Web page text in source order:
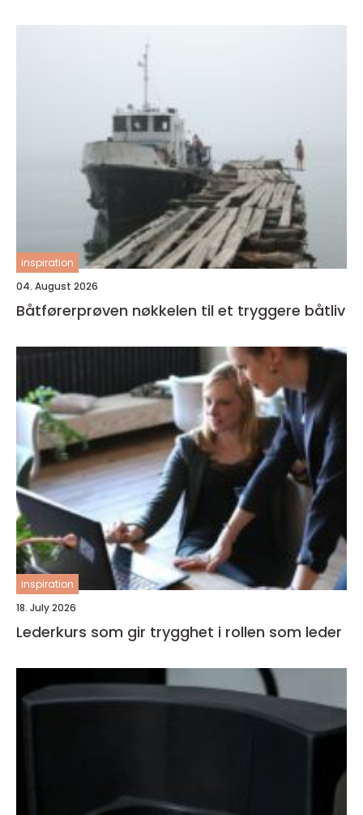
inspiration
04. August 2026
Båtførerprøven nøkkelen til et tryggere båtliv
inspiration
18. July 2026
Lederkurs som gir trygghet i rollen som leder